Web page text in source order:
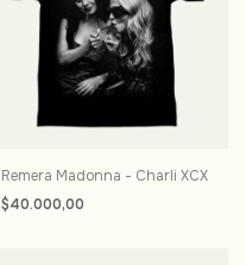
Remera Madonna - Charli XCX
$40.000,00